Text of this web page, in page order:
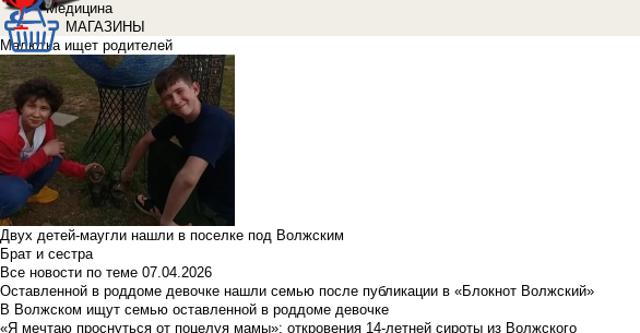
Медицина
МАГАЗИНЫ
Малютка ищет родителей
Двух детей-маугли нашли в поселке под Волжским
Брат и сестра
Все новости по теме 07.04.2026
Оставленной в роддоме девочке нашли семью после публикации в «Блокнот Волжский»
В Волжском ищут семью оставленной в роддоме девочке
«Я мечтаю проснуться от поцелуя мамы»: откровения 14-летней сироты из Волжского